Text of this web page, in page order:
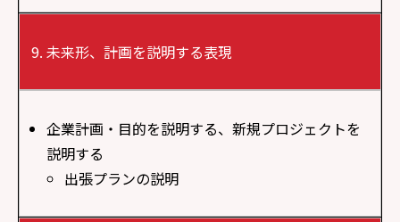
未来形、計画を説明する表現
企業計画・目的を説明する、新規プロジェクトを
説明する
出張プランの説明